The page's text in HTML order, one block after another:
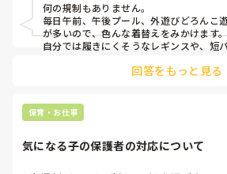
何の規制もありません。
毎日午前、午後プール、外遊びどろんこ
が多いので、色んな着替えをみかけます
自分では履きにくそうなレギンスや、短
回答をもっと見る
保育・お仕事
気になる子の保護者の対応について